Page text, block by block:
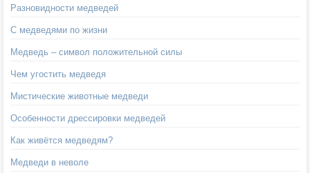
Разновидности медведей
С медведями по жизни
Медведь – символ положительной силы
Чем угостить медведя
Мистические животные медведи
Особенности дрессировки медведей
Как живётся медведям?
Медведи в неволе